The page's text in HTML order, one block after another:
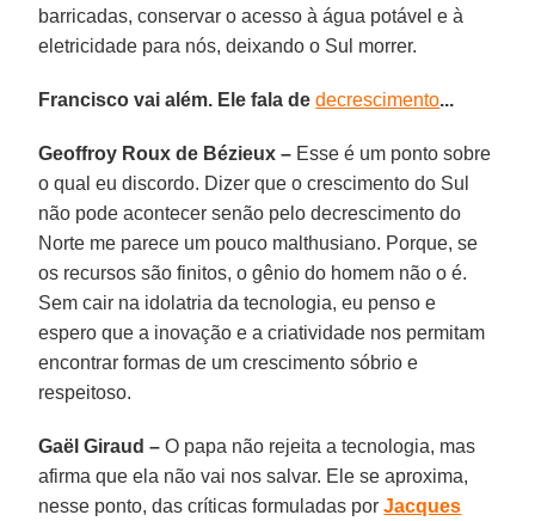
barricadas, conservar o acesso à água potável e à
eletricidade para nós, deixando o Sul morrer.
Francisco vai além. Ele fala dedecrescimento...
Geoffroy Roux de Bézieux – Esse é um ponto sobre
o qual eu discordo. Dizer que o crescimento do Sul
não pode acontecer senão pelo decrescimento do
Norte me parece um pouco malthusiano. Porque, se
os recursos são finitos, o gênio do homem não o é.
Sem cair na idolatria da tecnologia, eu penso e
espero que a inovação e a criatividade nos permitam
encontrar formas de um crescimento sóbrio e
respeitoso.
Gaël Giraud – O papa não rejeita a tecnologia, mas
afirma que ela não vai nos salvar. Ele se aproxima,
nesse ponto, das críticas formuladas porJacques